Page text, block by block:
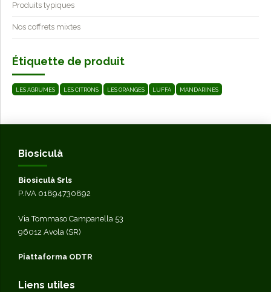
Produits typiques
Nos coffrets mixtes
Étiquette de produit
LES AGRUMES LES CITRONS LES ORANGES LUFFA MANDARINES
Biosiculà
Biosiculà Srls
P.IVA 01894730892
Via Tommaso Campanella 53
96012 Avola (SR)
Piattaforma ODTR
Liens utiles